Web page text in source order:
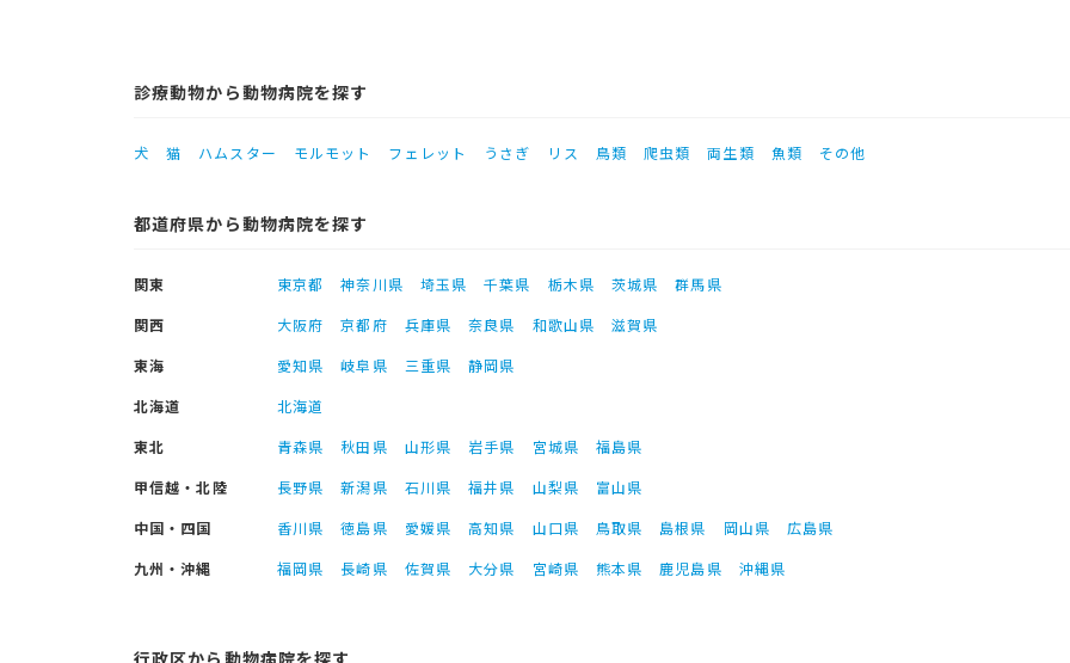
診療動物から動物病院を探す
犬 猫 ハムスター モルモット フェレット うさぎ リス 鳥類 爬虫類 両生類 魚類 その他
都道府県から動物病院を探す
関東 東京都 神奈川県 埼玉県 千葉県 栃木県 茨城県
群馬県
関西
大阪府 京都府 兵庫県 奈良県 和歌山県
滋賀県
東海
愛知県 岐阜県 三重県
静岡県
北海道
北海道
東北
青森県 秋田県 山形県 岩手県 宮城県
福島県
甲信越・北陸
長野県 新潟県 石川県 福井県 山梨県
富山県
中国・四国
香川県 徳島県 愛媛県 高知県 山口県 鳥取県 島根県 岡山県
広島県
九州・沖縄
福岡県 長崎県 佐賀県 大分県 宮崎県 熊本県 鹿児島県 沖縄県
行政区から動物病院を探す